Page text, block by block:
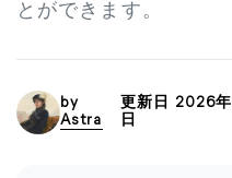
とができます。
by
Astra
更新日 2026
日